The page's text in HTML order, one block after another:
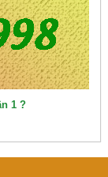
1 ?